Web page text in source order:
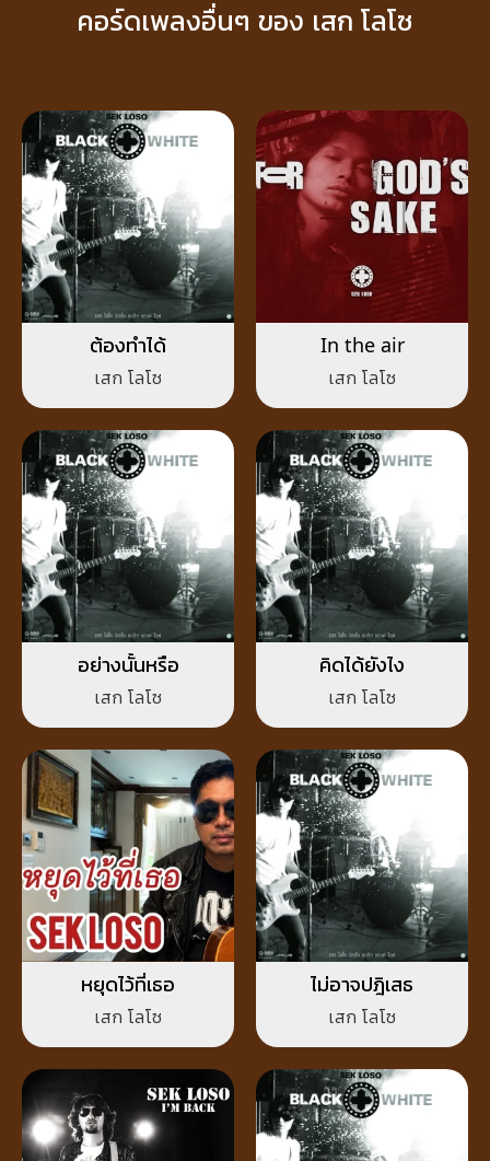
คอร์ดเพลงอื่นๆ ของ เสก โลโซ
ต้องทำได้
เสก โลโซ
In the air
เสก โลโซ
อย่างนั้นหรือ
เสก โลโซ
คิดได้ยังไง
เสก โลโซ
หยุดไว้ที่เธอ
เสก โลโซ
ไม่อาจปฎิเสธ
เสก โลโซ